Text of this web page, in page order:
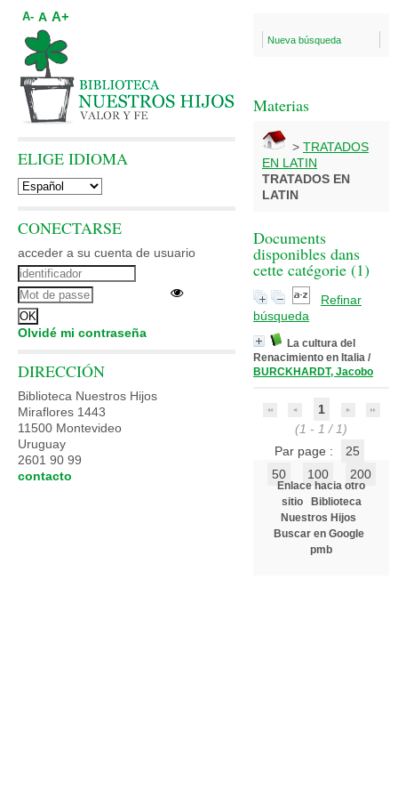
Nueva búsqueda
Materias
> TRATADOS
EN LATIN
TRATADOS EN
LATIN
Documents
disponibles dans
cette catégorie (1)
Refinar
búsqueda
La cultura del
Renacimiento en Italia /
BURCKHARDT, Jacobo
1
(1 - 1 / 1)
Par page :
25
50
100 200
Enlace hacia otro
sitio
Biblioteca
Nuestros Hijos
Buscar en Google
pmb
A- A A+
ELIGE IDIOMA
CONECTARSE
acceder a su cuenta de usuario
Olvidé mi contraseña
DIRECCIÓN
Biblioteca Nuestros Hijos
Miraflores 1443
11500 Montevideo
Uruguay
2601 90 99
contacto